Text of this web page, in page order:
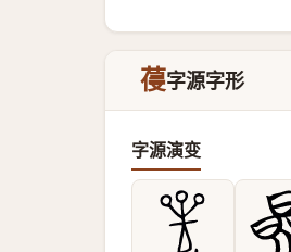
葠字源字形
字源演变